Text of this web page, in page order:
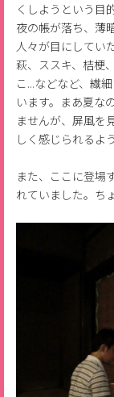
くしようという目
夜の帳が落ち、薄
人々が目にしてい
萩、ススキ、桔梗
こ...などなど、繊
います。まあ夏な
ませんが、屏風を
しく感じられるよ
また、ここに登場
れていました。ち